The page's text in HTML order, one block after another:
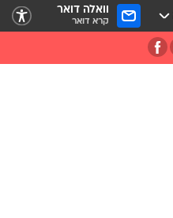
וואלה דואר
קרא דואר